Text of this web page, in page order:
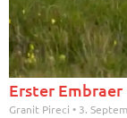
Erster
Granit Pireci 3.